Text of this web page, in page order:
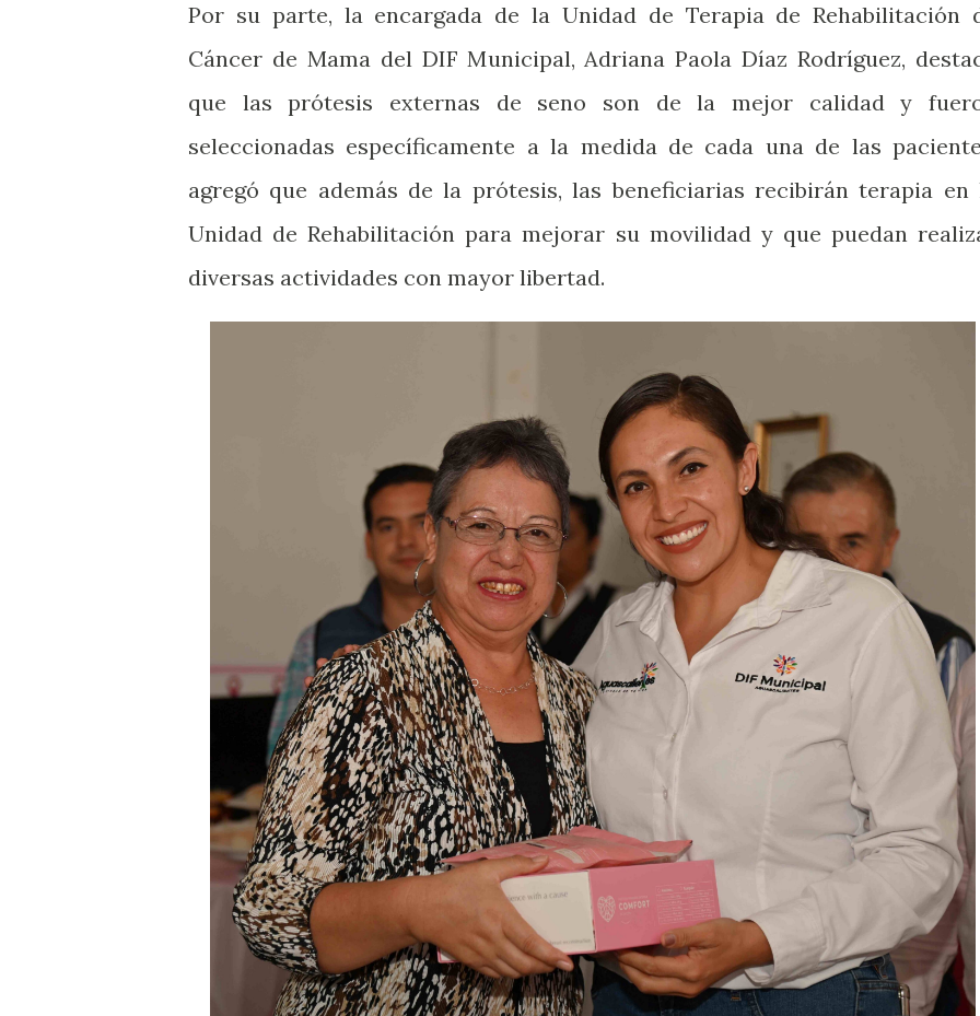
Por su parte, la encargada de la Unidad de Terapia de Rehabilitación
Cáncer de Mama del DIF Municipal, Adriana Paola Díaz Rodríguez,
que las prótesis externas de seno son de la mejor calidad y
seleccionadas específicamente a la medida de cada una de las
agregó que además de la prótesis, las beneficiarias recibirán terapia en
Unidad de Rehabilitación para mejorar su movilidad y que puedan
diversas actividades con mayor libertad.